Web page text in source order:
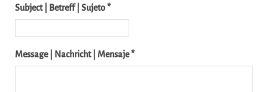
Subject | Betreff | Sujeto *
Message | Nachricht | Mensaje *